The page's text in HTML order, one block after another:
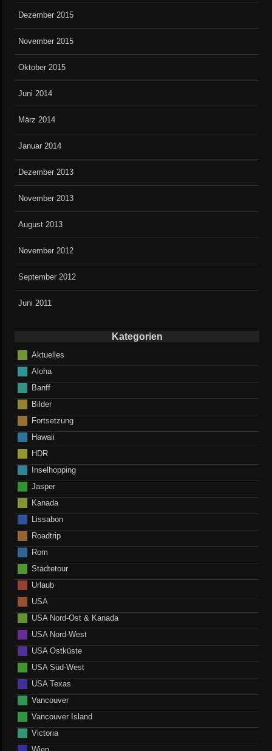
Dezember 2015
November 2015
Oktober 2015
Juni 2014
März 2014
Januar 2014
Dezember 2013
November 2013
August 2013
November 2012
September 2012
Juni 2011
Kategorien
Aktuelles
Aloha
Banff
Bilder
Fortsetzung
Hawaii
HDR
Inselhopping
Jasper
Kanada
Lissabon
Roadtrip
Rom
Städtetour
Urlaub
USA
USA Nord-Ost & Kanada
USA Nord-West
USA Ostküste
USA Süd-West
USA Texas
Vancouver
Vancouver Island
Victoria
Wien